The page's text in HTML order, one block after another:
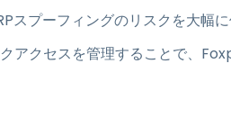
スプーフィングのリスクを大幅に
アクセスを管理することで、